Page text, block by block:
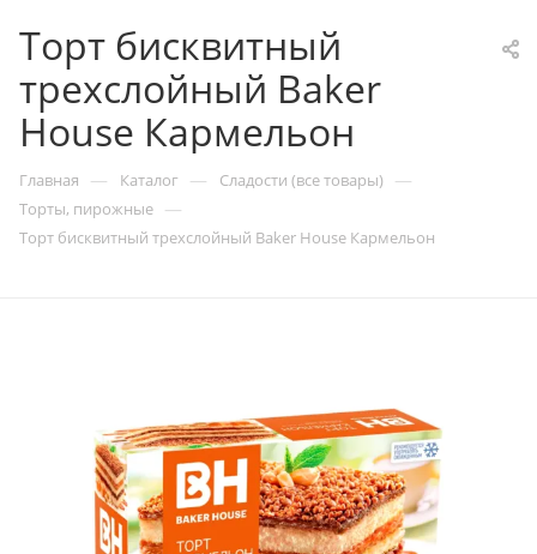
Торт бисквитный
трехслойный Baker
House Кармельон
Главная — Каталог — Сладости (все товары) —
Торты, пирожные —
Торт бисквитный трехслойный Baker House Кармельон